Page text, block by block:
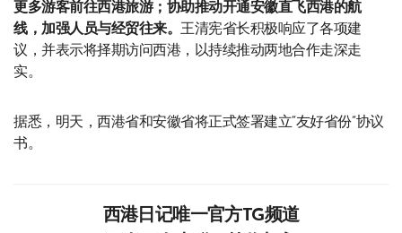
更多游客前往西港旅游；协助推动开通安徽直飞西港的航
线，加强人员与经贸往来。王清宪省长积极响应了各项建
议，并表示将择期访问西港，以持续推动两地合作走深走
实。
据悉，明天，西港省和安徽省将正式签署建立“友好省份”协议
书。
西港日记唯一官方TG频道